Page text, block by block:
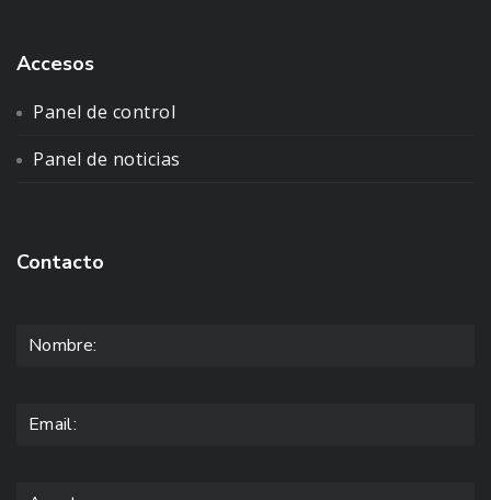
Accesos
Panel de control
Panel de noticias
Contacto